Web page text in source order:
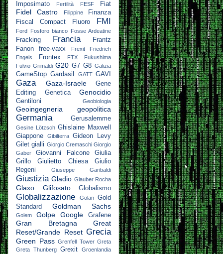
Imposimato
Fertilità FESF Fiat
Fidel Castro Filippine
Finanza
Fiscal Compact
Fluoro FMI
Ford Fosforo bianco Fosse Ardeatine
Fracking Francia
Frantz
Fanon
free-vaxx Frexit
Friedrich
Engels
Frontex FTX
Fukushima
Fulvio Grimaldi G20 G7 G8 Galizia
GameStop Gardasil GATT GAVI
Gaza Gaza-Israele
Gene
Editing
Genetica Genocidio
Gentiloni Geobiologia
Geoingegneria geopolitica
Germania Gerusalemme
Gesine Lötzsch Ghislaine Maxwell
Giappone
Gibilterra Gideon Levy
Gilet gialli Giorgio Cremaschi Giorgio
Gaber
Giovanni Falcone
Giulia
Grillo
Giulietto Chiesa
Giulio
Regeni
Giuseppe Garibaldi
Giustizia Gladio Glauber Rocha
Glaxo Glifosato Globalismo
Globalizzazione Golan Gold
Standard
Goldman Sachs
Golem Golpe Google Grafene
Gran Bretagna
Great
Reset/Grande Reset Grecia
Green Pass Grenfell Tower Greta
Greta Thunberg Grexit Groenlandia